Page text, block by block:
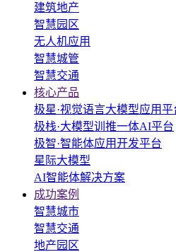
建筑地产
智慧园区
无人机应用
智慧城管
智慧交通
核心产品
极星·视觉语言大模型应用平
极栈·大模型训推一体AI平台
极智·智能体应用开发平台
星际大模型
AI智能体解决方案
成功案例
智慧城市
智慧交通
地产园区